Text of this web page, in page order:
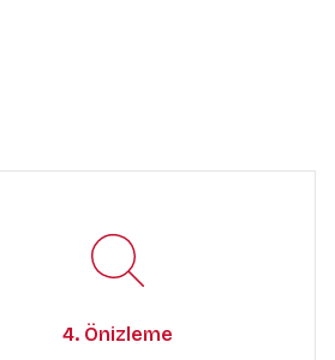
4. Önizleme